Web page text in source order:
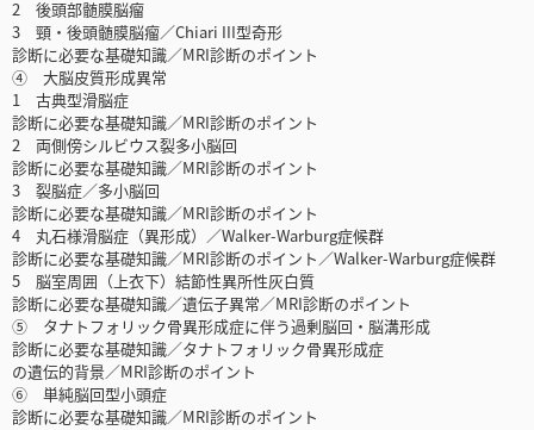
2 後頭部髄膜脳瘤
3 頸・後頭髄膜脳瘤／Chiari III型奇形
診断に必要な基礎知識／MRI診断のポイント
④ 大脳皮質形成異常
1 古典型滑脳症
診断に必要な基礎知識／MRI診断のポイント
2 両側傍シルビウス裂多小脳回
診断に必要な基礎知識／MRI診断のポイント
3 裂脳症／多小脳回
診断に必要な基礎知識／MRI診断のポイント
4 丸石様滑脳症（異形成）／Walker-Warburg症候群
診断に必要な基礎知識／MRI診断のポイント／Walker-Warburg症候群
5 脳室周囲（上衣下）結節性異所性灰白質
診断に必要な基礎知識／遺伝子異常／MRI診断のポイント
⑤ タナトフォリック骨異形成症に伴う過剰脳回・脳溝形成
診断に必要な基礎知識／タナトフォリック骨異形成症
の遺伝的背景／MRI診断のポイント
⑥ 単純脳回型小頭症
診断に必要な基礎知識／MRI診断のポイント